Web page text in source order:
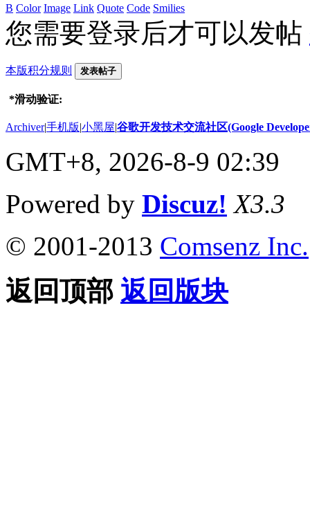
B Color Image Link Quote Code Smilies
您需要登录后才可以发帖
本版积分规则 发表帖子
*滑动验证:
Archiver|手机版|小黑屋|谷歌开发技术交流社区(Google
GMT+8, 2026-8-9 02:39
Powered by Discuz! X3.3
© 2001-2013 Comsenz Inc.
返回顶部 返回版块